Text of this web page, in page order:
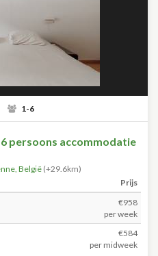
1-6
persoons accommodatie
, België (+29.6km)
Prijs
€958
per week
€584
per midweek